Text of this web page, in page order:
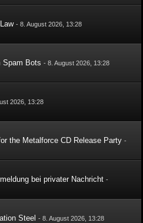
-8. August 2026, 13:28
Spam Bots -8. August 2026, 13:28
2026, 13:28
the Metalforce CD Release Party -
bei privater Nachricht -
Steel -8. August 2026, 13:28